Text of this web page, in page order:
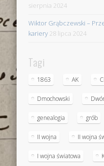
sierpnia 2024
Wiktor Grąbczewski –
kariery 28 lipca 2024
Tagi
1863 AK
Dmochowski
genealogia grób
II wojna II wojna
I wojna światowa